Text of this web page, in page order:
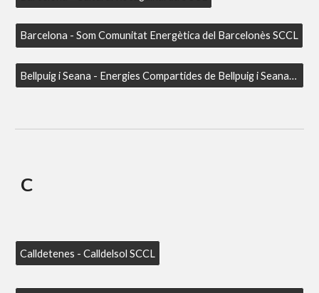
Barcelona - Som Comunitat Energètica del Barcelonès SCCL
Bellpuig i Seana - Energies Compartides de Bellpuig i Seana (ECOBS) SCCL
C
Calldetenes - Calldelsol SCCL